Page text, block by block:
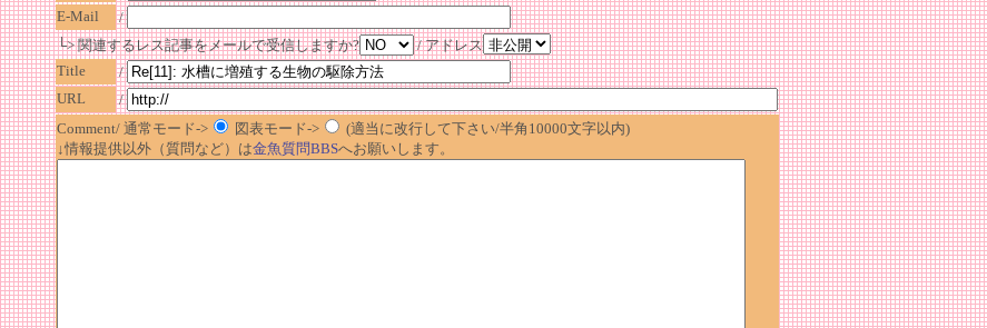
E-Mail
/
└> 関連するレス記事をメールで受信しますか?
/ アドレス
Title
/
URL
/
Comment/ 通常モード->
図表モード->
(適当に改行して下さい/半角10000文字以内)
↓情報提供以外（質問など）は金魚質問BBSへお願いします。